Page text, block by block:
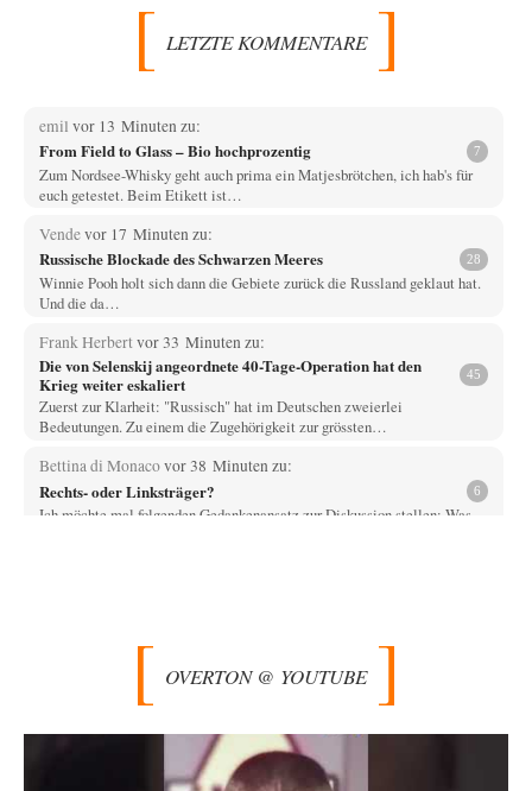
LETZTE KOMMENTARE
emil vor 13 Minuten zu:
From Field to Glass – Bio hochprozentig 7
Zum Nordsee-Whisky geht auch prima ein Matjesbrötchen, ich hab's für
euch getestet. Beim Etikett ist…
Vendevor 17 Minuten zu:
Russische Blockade des Schwarzen Meeres 28
Winnie Pooh holt sich dann die Gebiete zurück die Russland geklaut hat.
Und die da…
Frank Herbertvor 33 Minuten zu:
Die von Selenskij angeordnete 40-Tage-Operation hat den
Krieg weiter eskaliert
45
Zuerst zur Klarheit: "Russisch" hat im Deutschen zweierlei
Bedeutungen. Zu einem die Zugehörigkeit zur grössten…
Bettina di Monacovor 38 Minuten zu:
Rechts- oder Linksträger? 6
Ich möchte mal folgenden Gedankenansatz zur Diskussion stellen: Was
Machtlosigkeit auf. Viel Theater, wenig Einfluss.
vor 1 Stunde zu:
»Der freie Wille ist ein Mythos«
Herr Erdmann spricht von "Moral und Ethik" und ist in seinem Herzen
OVERTON @ YOUTUBE